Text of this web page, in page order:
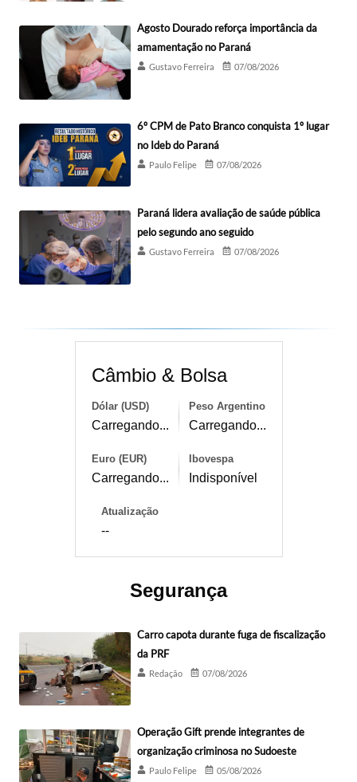
Agosto Dourado reforça importância da
amamentação no Paraná
Gustavo Ferreira 07/08/2026
6º CPM de Pato Branco conquista 1º lugar
no Ideb do Paraná
Paulo Felipe 07/08/2026
Paraná lidera avaliação de saúde pública
pelo segundo ano seguido
Gustavo Ferreira 07/08/2026
Câmbio & Bolsa
Dólar (USD)
Carregando...
Peso Argentino
Carregando...
Euro (EUR)
Carregando...
Ibovespa
Indisponível
Atualização
--
Segurança
Carro capota durante fuga de fiscalização
da PRF
Redação 07/08/2026
Operação Gift prende integrantes de
organização criminosa no Sudoeste
Paulo Felipe 05/08/2026